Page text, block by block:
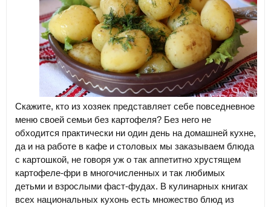
Скажите, кто из хозяек представляет себе повседневное
меню своей семьи без картофеля? Без него не
обходится практически ни один день на домашней кухне,
да и на работе в кафе и столовых мы заказываем блюда
с картошкой, не говоря уж о так аппетитно хрустящем
картофеле-фри в многочисленных и так любимых
детьми и взрослыми фаст-фудах. В кулинарных книгах
всех национальных кухонь есть множество блюд из